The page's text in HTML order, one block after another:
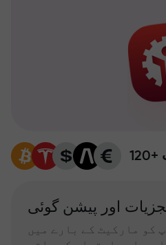
اور پیشن گوئی
کو مارکیٹ کے بارے میں